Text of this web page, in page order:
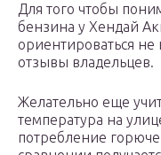
Для того чтобы
бензина у Хендай
ориентироваться
отзывы владельцев.
Желательно еще
температура на
потребление